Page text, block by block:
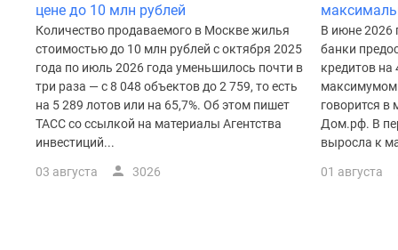
Бизнес-
центры
Коттеджи
цене до 10 млн рублей
Количество продаваемого в Москве жилья
стоимостью до 10 млн рублей с октября 2025
года по июль 2026 года уменьшилось почти в
три раза — с 8 048 объектов до 2 759, то есть
на 5 289 лотов или на 65,7%. Об этом пишет
ТАСС со ссылкой на материалы Агентства
инвестиций...
03 августа 3026
В июне 2026
банки
кредитов на
максимумом
говорится в
Дом.рф. В
выросла к
01 августа